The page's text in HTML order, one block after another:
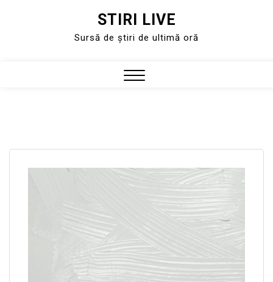
STIRI LIVE
Sursă de știri de ultimă oră